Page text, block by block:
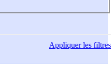
Appliquerles filtres